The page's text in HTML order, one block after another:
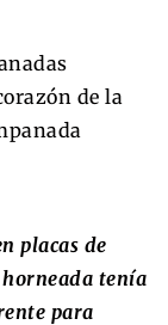
de la
placas de
tenía
para